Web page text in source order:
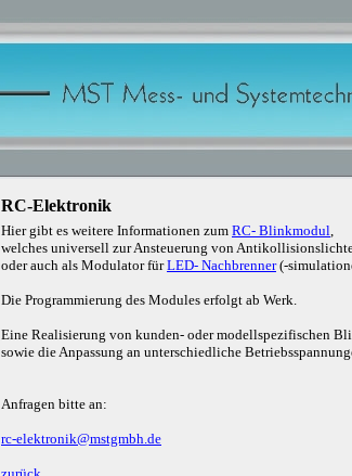
RC-Elektronik
Hier gibt es weitere Informationen zum RC- Blinkmodul,
welches universell zur Ansteuerung von
oder auch als Modulator fürLED- Nachbrenner(-
Die Programmierung des Modules erfolgt ab Werk.
Eine Realisierung von kunden- oder modellspezifischen
sowie die Anpassung an unterschiedliche
Anfragen bitte an:
rc-elektronik@mstgmbh.de